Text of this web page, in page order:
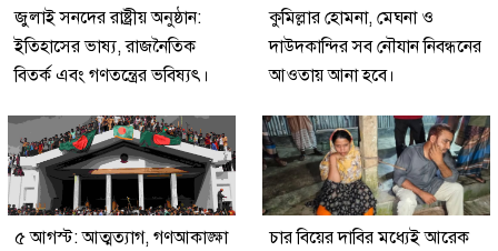
জুলাই সনদের রাষ্ট্রীয় অনুষ্ঠান:
ইতিহাসের ভাষ্য, রাজনৈতিক
বিতর্ক এবং গণতন্ত্রের ভবিষ্যৎ।
কুমিল্লার হোমনা, মেঘনা ও
দাউদকান্দির সব নৌযান নিবন্ধনের
আওতায় আনা হবে।
৫ আগস্ট: আত্মত্যাগ, গণআকাঙ্ক্ষা
চার বিয়ের দাবির মধ্যেই আরেক